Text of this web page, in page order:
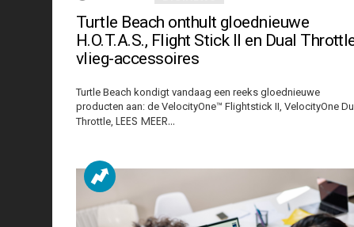
Turtle Beach onthult gloednieuwe
H.O.T.A.S., Flight Stick II en Dual
vlieg-accessoires
Turtle Beach kondigt vandaag een reeks gloednieuwe
producten aan: de VelocityOne™ Flightstick II, VelocityOne
Throttle, LEES MEER…